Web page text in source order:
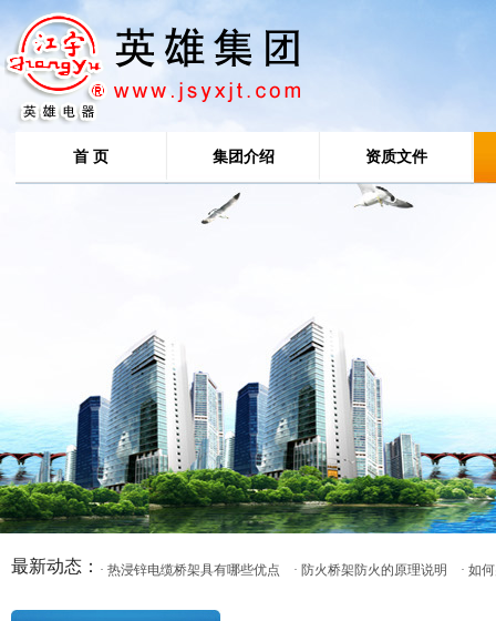
首 页 集团介绍 资质文件
最新动态： · 热浸锌电缆桥架具有哪些优点 · 防火桥架防火的原理说明 · 如